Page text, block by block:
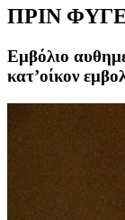
ΠΡΙΝ
Εμβόλιο
κατ’οίκον